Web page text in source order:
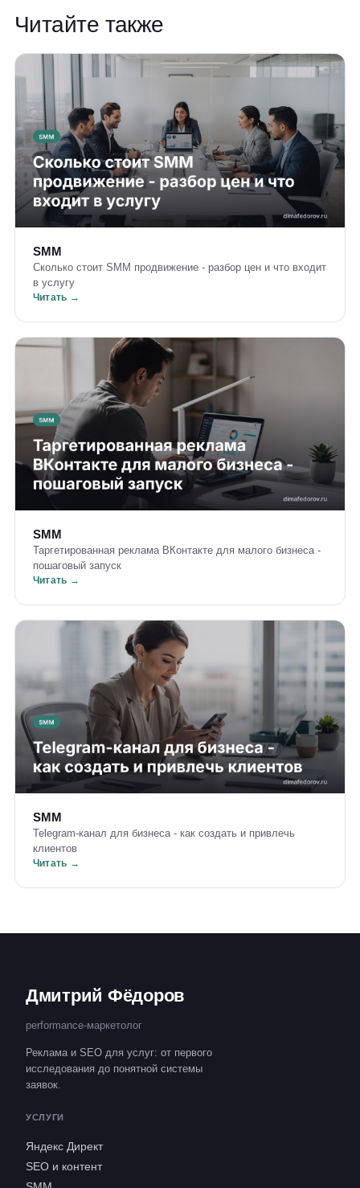
Читайте также
SMM
Сколько стоит SMM продвижение - разбор цен и что входит
в услугу
Читать →
SMM
Таргетированная реклама ВКонтакте для малого бизнеса -
пошаговый запуск
Читать →
SMM
Telegram-канал для бизнеса - как создать и привлечь
клиентов
Читать →
Дмитрий Фёдоров
performance-маркетолог
Реклама и SEO для услуг: от первого
исследования до понятной системы
заявок.
УСЛУГИ
Яндекс Директ
SEO и контент